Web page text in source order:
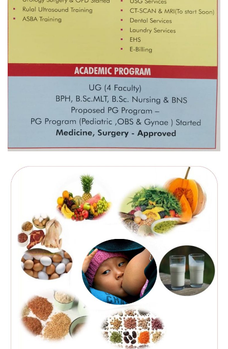
जनमत पत्रकार संघ
परियोजना सकिनै लाग्दा खुल्यो वन उद्यमीले
सहुलियत ऋण लिने बाटो
नदी अधिकारका ती कानुनी पाटा, जसले
बनाउँछ नदीलाई संरक्षण हकदार
प्रतिस्पर्धाबिनाको नियुक्ति बदरबारे अन्तरिम
आदेश निक्र्योल गर्न असार ६ मा पेसी
निर्धारित ठाउँमा राजर्षिजनक विश्वविद्यालय
भवन बनाउन उपकुलपतिद्वारा आनाकानी